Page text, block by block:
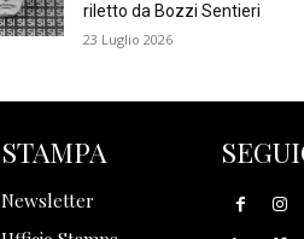
riletto da Bozzi Sentieri
23 Luglio 2026
STAMPA
Newsletter